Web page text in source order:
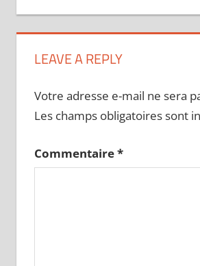
LEAVE A REPLY
Votre adresse e-mail ne sera
Les champs obligatoires sont
Commentaire*